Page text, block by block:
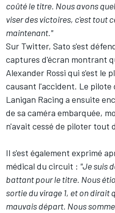
coûté letitre. Nous avons
viser des victoires, c'est tout
maintenant."
Sur Twitter, Sato s'est
captures d'écran montrant
Alexander Rossi qui s'est le
causant l'accident. Le pilote
Lanigan Racing a ensuite
de sa caméra embarquée,
n'avait cessé de piloter tout
Il s'est également exprimé
médical du circuit : "Je suis
battant pour le titre. Nous
sortie du virage 1, et on dirait
mauvais départ. Nous